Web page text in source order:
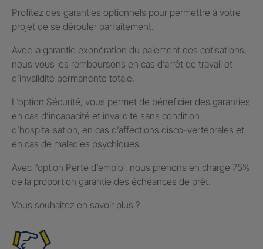
Profitez des garanties optionnels pour permettre à votre
projet de se dérouler parfaitement.
Avec la garantie exonération du paiement des cotisations,
nous vous les remboursons en cas d’arrêt de travail et
d’invalidité permanente totale.
L’option Sécurité, vous permet de bénéficier des garanties
en cas d’incapacité et invalidité sans condition
d’hospitalisation, en cas d’affections disco-vertébrales et
en cas de maladies psychiques.
Avec l’option Perte d’emploi, nous prenons en charge 75%
de la proportion garantie des échéances de prêt.
Vous souhaitez en savoir plus ?